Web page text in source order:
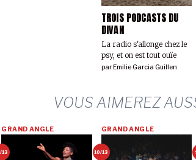
TROIS PODCASTS DU
DIVAN
La radio s'allonge chez le
psy, et on est tout ouïe
par Emilie Garcia Guillen
VOUS AIMEREZ
13
GRAND ANGLE
10/13
GRAND ANGLE